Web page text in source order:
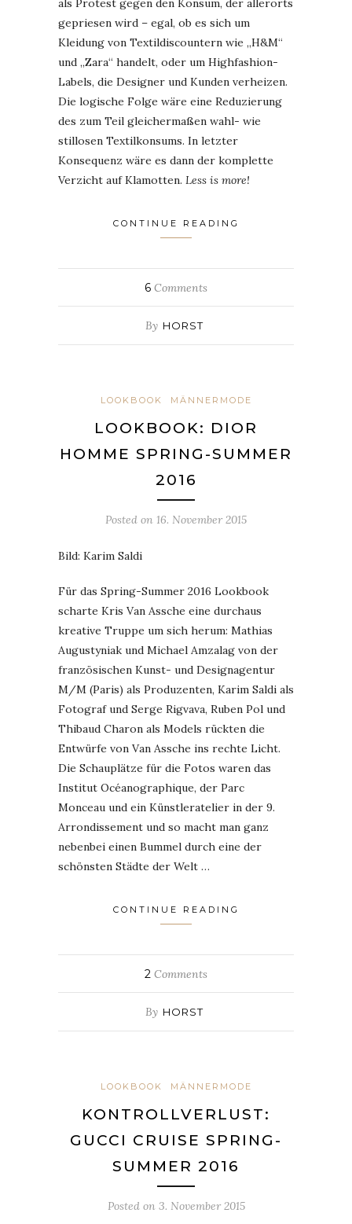
als Protest gegen den Konsum, der allerorts
gepriesen wird – egal, ob es sich um
Kleidung von Textildiscountern wie „H&M“
und „Zara“ handelt, oder um Highfashion-
Labels, die Designer und Kunden verheizen.
Die logische Folge wäre eine Reduzierung
des zum Teil gleichermaßen wahl- wie
stillosen Textilkonsums. In letzter
Konsequenz wäre es dann der komplette
Verzicht auf Klamotten. Less is more!
CONTINUE READING
6 Comments
By HORST
LOOKBOOK MÄNNERMODE
LOOKBOOK: DIOR
HOMME SPRING-SUMMER
2016
Posted on 16. November 2015
Bild: Karim Saldi
Für das Spring-Summer 2016 Lookbook
scharte Kris Van Assche eine durchaus
kreative Truppe um sich herum: Mathias
Augustyniak und Michael Amzalag von der
französischen Kunst- und Designagentur
M/M (Paris) als Produzenten, Karim Saldi als
Fotograf und Serge Rigvava, Ruben Pol und
Thibaud Charon als Models rückten die
Entwürfe von Van Assche ins rechte Licht.
Die Schauplätze für die Fotos waren das
Institut Océanographique, der Parc
Monceau und ein Künstleratelier in der 9.
Arrondissement und so macht man ganz
nebenbei einen Bummel durch eine der
schönsten Städte der Welt …
CONTINUE READING
2 Comments
By HORST
LOOKBOOK MÄNNERMODE
KONTROLLVERLUST:
GUCCI CRUISE SPRING-
SUMMER 2016
Posted on 3. November 2015